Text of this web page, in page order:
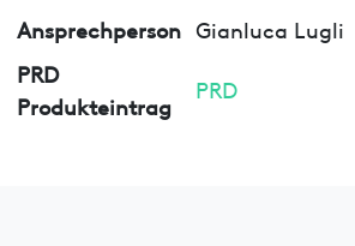
Ansprechperson Gianluca Lugli
PRD
Produkteintrag
PRD